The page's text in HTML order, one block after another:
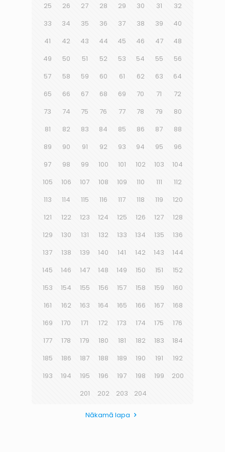
25
26 27 28 29 30 31
32
33
34 35 36 37 38 39
40
41
42 43 44 45 46 47
48
49
50 51 52 53 54 55
56
57
58 59 60 61 62 63
64
65
66 67 68 69 70 71
72
73
74 75 76 77 78 79
80
81
82 83 84 85 86 87
88
89
90 91 92 93 94 95
96
97
98 99 100 101 102 103
104
105
106 107 108 109 110 111
112
113
114 115 116 117 118 119
120
121
122 123 124 125 126 127
128
129
130 131 132 133 134 135
136
137
138 139 140 141 142 143
144
145
146 147 148 149 150 151
152
153
154 155 156 157 158 159
160
161
162 163 164 165 166 167
168
169
170 171 172 173 174 175
176
177
178 179 180 181 182 183
184
185
186 187 188 189 190 191
192
193
194 195 196 197 198 199
200
201
202 203 204
Nākamā lapa